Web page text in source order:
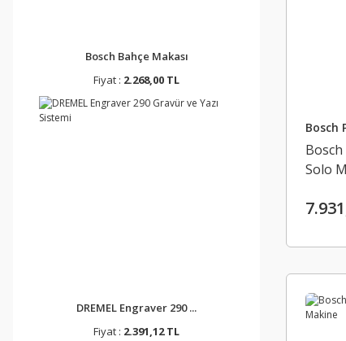
Bosch Bahçe Makası
Fiyat : 2.268,00 TL
DREMEL Engraver 290 ...
Fiyat : 2.391,12 TL
Bosch
Solo